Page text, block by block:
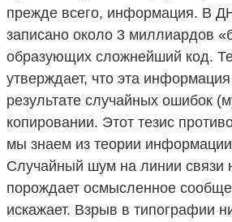
прежде всего, информация. В
записано около 3 миллиардов
образующих сложнейший код.
утверждает, что эта
результате случайных ошибок
копировании. Этот тезис
мы знаем из теории информации
Случайный шум на линии связи
порождает осмысленное
искажает. Взрыв в типографии